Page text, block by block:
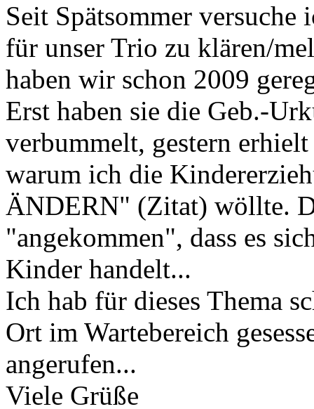
Seit Spätsommer
für unser Trio zu klären/
haben wir schon 2009
Erst haben sie die Geb.-
verbummelt, gestern
warum ich die
ÄNDERN" (Zitat) wöllte.
"angekommen", dass es
Kinder handelt...
Ich hab für dieses Thema
Ort im Wartebereich
angerufen...
Viele Grüße